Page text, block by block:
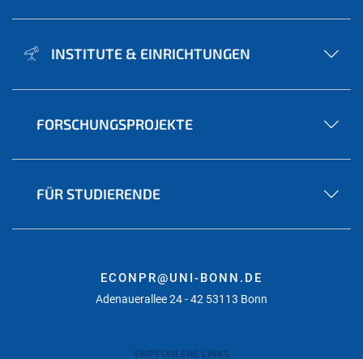
INSTITUTE & EINRICHTUNGEN
FORSCHUNGSPROJEKTE
FÜR STUDIERENDE
ECONPR@UNI-BONN.DE
Adenauerallee 24 - 42 53113 Bonn
EMPFOHLENE LINKS